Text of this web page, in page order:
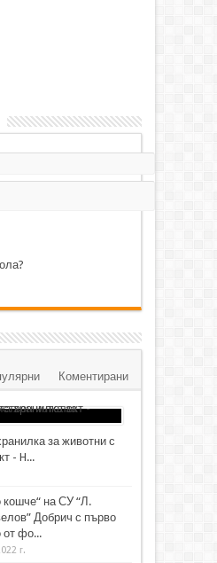
Коментирани
за животни с
- H...
кошче“ на СУ “Л.
Добрич с първо
от фо...
г.